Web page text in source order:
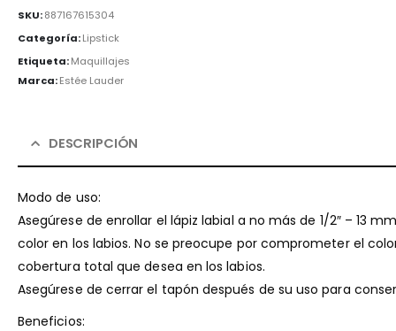
SKU:887167615304
Categoría:Lipstick
Etiqueta:Maquillajes
Marca:Estée Lauder
DESCRIPCIÓN
Modo de uso:
Asegúrese de enrollar el lápiz labial a no más de 1/2″ – 13
color en los labios. No se preocupe por comprometer el
cobertura total que desea en los labios.
Asegúrese de cerrar el tapón después de su uso para
Beneficios: